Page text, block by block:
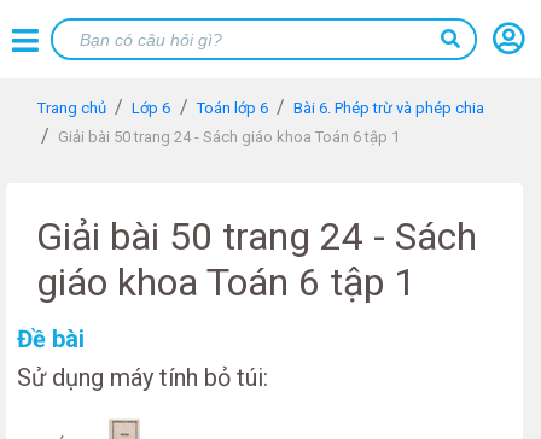
Trang chủ Lớp 6 Toán lớp 6
Bài 6. Phép trừ và phép chia
Giải bài 50 trang 24 - Sách giáo khoa Toán 6 tập 1
Giải bài 50 trang 24 - Sách
giáo khoa Toán 6 tập 1
Đề bài
Sử dụng máy tính bỏ túi: